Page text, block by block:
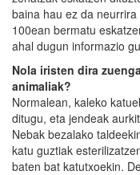
baina hau ez da
100ean bermatu
ahal dugun informazio
Nola iristen dira
animaliak?
Normalean, kaleko
ditugu, eta jendeak
Nebak bezalako
katu guztiak
baten bat katutxoekin.